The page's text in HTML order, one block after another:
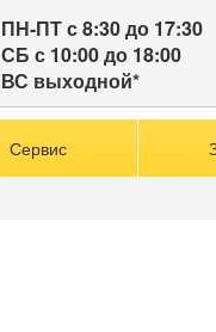
ПН-ПТ с 8:30 до 17:30
СБ с 10:00 до 18:00
ВС выходной*
Сервис